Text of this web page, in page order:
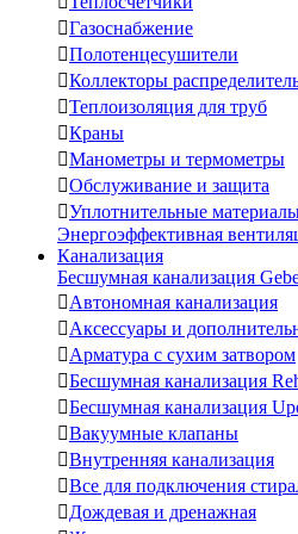
Газоснабжение
Полотенцесушители
Коллекторы
Теплоизоляция для труб
Краны
Манометры и термометры
Обслуживание и защита
Уплотнительные
Энергоэффективная
Канализация
Бесшумная канализация
Автономная канализация
Аксессуары и
Арматура с сухим затвором
Бесшумная канализация
Бесшумная канализация
Вакуумные клапаны
Внутренняя канализация
Все для подключения
Дождевая и дренажная